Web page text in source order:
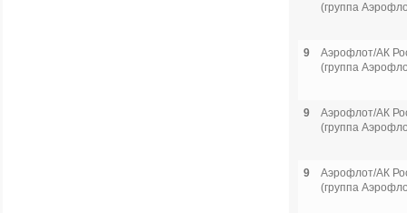
(группа
9
Аэрофлот/АК
(группа
9
Аэрофлот/АК
(группа
9
Аэрофлот/АК
(группа